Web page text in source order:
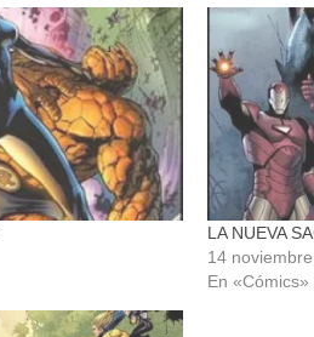
LA NUEVA
14
En «Cómics»